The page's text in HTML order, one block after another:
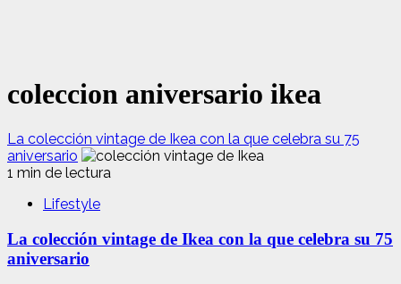
coleccion aniversario ikea
La colección vintage de Ikea con la que celebra su 75
aniversario
1 min de lectura
Lifestyle
La colección vintage de Ikea con la que celebra su 75
aniversario